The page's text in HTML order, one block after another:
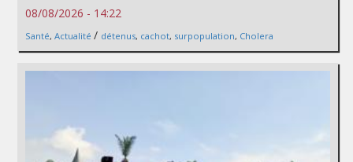
08/08/2026 - 14:22
Santé, Actualité / détenus, cachot, surpopulation, Cholera